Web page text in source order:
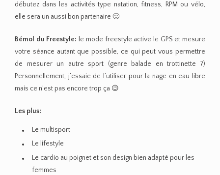
débutez dans les activités type natation, fitness, RPM ou vélo,
elle sera un aussi bon partenaire 🙂
Bémol du Freestyle: le mode freestyle active le GPS et mesure
votre séance autant que possible, ce qui peut vous permettre
de mesurer un autre sport (genre balade en trottinette ?)
Personnellement, j’essaie de l’utiliser pour la nage en eau libre
mais ce n’est pas encore trop ça 😉
Les plus:
Le multisport
Le lifestyle
Le cardio au poignet et son design bien adapté pour les
femmes